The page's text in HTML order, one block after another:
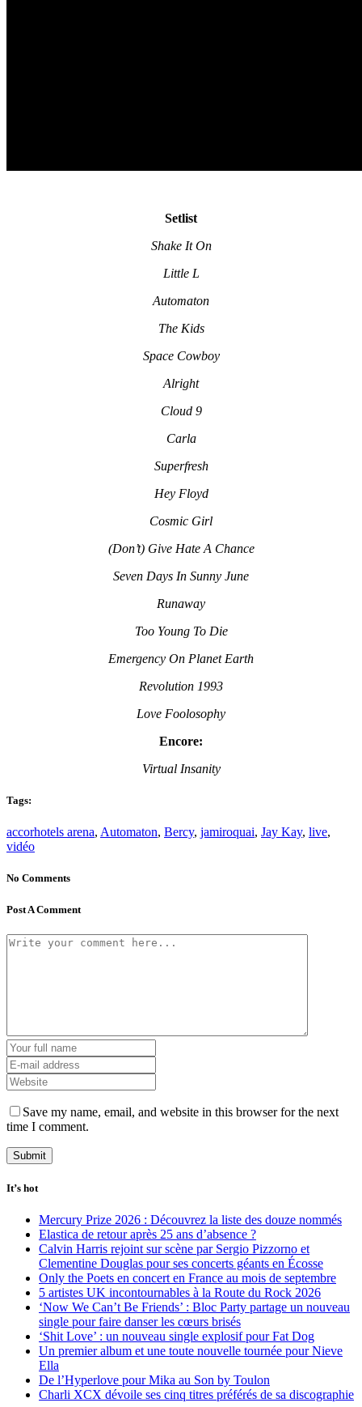
Setlist
Shake It On
Little L
Automaton
The Kids
Space Cowboy
Alright
Cloud 9
Carla
Superfresh
Hey Floyd
Cosmic Girl
(Don’t) Give Hate A Chance
Seven Days In Sunny June
Runaway
Too Young To Die
Emergency On Planet Earth
Revolution 1993
Love Foolosophy
Encore:
Virtual Insanity
Tags:
accorhotels arena, Automaton, Bercy, jamiroquai, Jay Kay, live,
vidéo
No Comments
Post A Comment
Save my name, email, and website in this browser for the next
time I comment.
It’s hot
Mercury Prize 2026 : Découvrez la liste des douze nommés
Elastica de retour après 25 ans d’absence ?
Calvin Harris rejoint sur scène par Sergio Pizzorno et
Clementine Douglas pour ses concerts géants en Écosse
Only the Poets en concert en France au mois de septembre
5 artistes UK incontournables à la Route du Rock 2026
‘Now We Can’t Be Friends’ : Bloc Party partage un nouveau
single pour faire danser les cœurs brisés
‘Shit Love’ : un nouveau single explosif pour Fat Dog
Un premier album et une toute nouvelle tournée pour Nieve
Ella
De l’Hyperlove pour Mika au Son by Toulon
Charli XCX dévoile ses cinq titres préférés de sa discographie